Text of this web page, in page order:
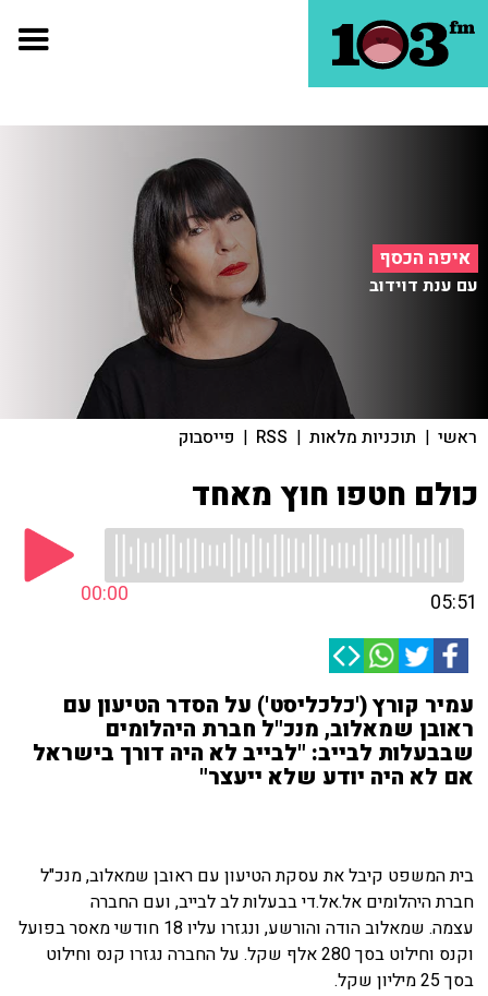
איפה הכסף
עם ענת דוידוב
ראשי | תוכניות מלאות |
RSS
| פייסבוק
כולם חטפו חוץ מאחד
00:00 05:51
עמיר קורץ ('כלכליסט') על הסדר הטיעון עם
ראובן שמאלוב, מנכ"ל חברת היהלומים
שבבעלות לבייב: "לבייב לא היה דורך בישראל
אם לא היה יודע שלא ייעצר"
בית המשפט קיבל את עסקת הטיעון עם ראובן שמאלוב, מנכ"ל
חברת היהלומים אל.אל.די בבעלות לב לבייב, ועם החברה
עצמה. שמאלוב הודה והורשע, ונגזרו עליו 18 חודשי מאסר בפועל
וקנס וחילוט בסך 280 אלף שקל. על החברה נגזרו קנס וחילוט
בסך 25 מיליון שקל.